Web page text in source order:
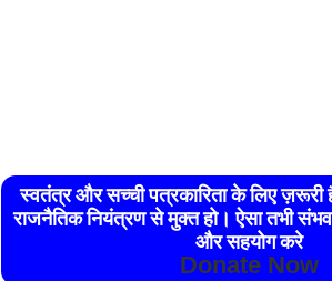
स्वतंत्र और सच्ची पत्रकारिता के लिए ज़रूरी
राजनैतिक नियंत्रण से मुक्त हो। ऐसा तभी
और सहयोग करे
Donate Now